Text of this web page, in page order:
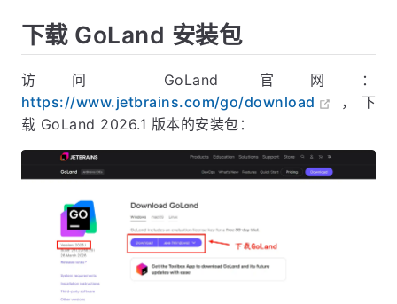
下载 GoLand 安装包
访问 GoLand 官网：
https://www.jetbrains.com/go/download
，下
载 GoLand 2026.1 版本的安装包：